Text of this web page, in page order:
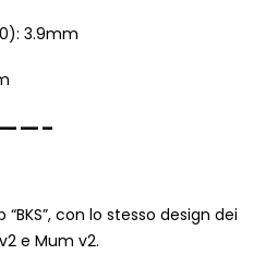
3.9mm
con lo stesso design dei
e Mum v2.